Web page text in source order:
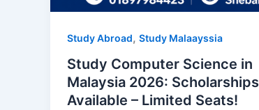
Study Abroad, Study Malaayssia
Study Computer Science in
Malaysia 2026: Scholarships
Available – Limited Seats!